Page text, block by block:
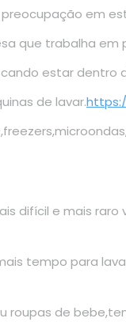
em
que trabalha
estar dentro
de lavar.
difícil e mais raro
tempo para
roupas de